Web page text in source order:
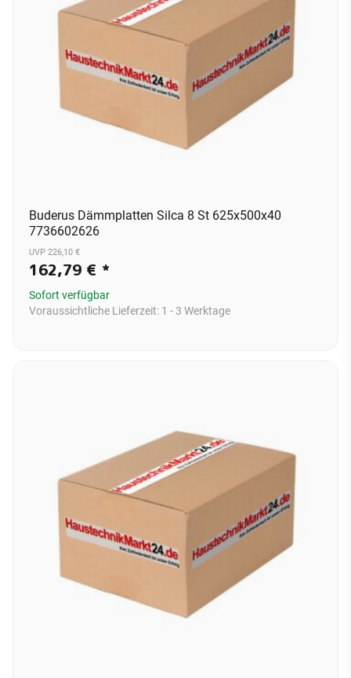
Buderus Dämmplatten Silca 8 St 625x500x40
7736602626
UVP 226,10 €
162,79 € *
Sofort verfügbar
Voraussichtliche Lieferzeit: 1 - 3 Werktage